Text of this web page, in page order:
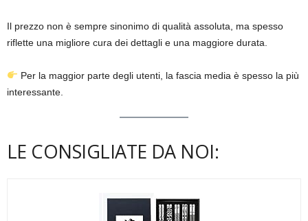
Il prezzo non è sempre sinonimo di qualità assoluta, ma spesso
riflette una migliore cura dei dettagli e una maggiore durata.
Per la maggior parte degli utenti, la fascia media è spesso la più
interessante.
LE CONSIGLIATE DA NOI: